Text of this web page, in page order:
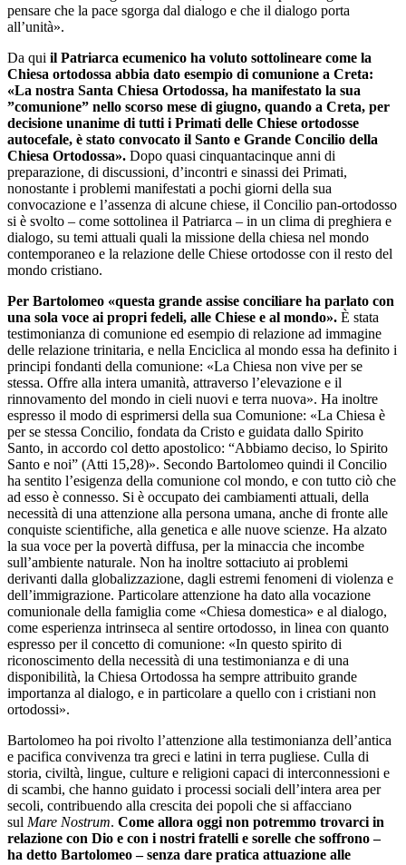
pensare che la pace sgorga dal dialogo e che il dialogo porta
all’unità».
Da qui il Patriarca ecumenico ha voluto sottolineare come la
Chiesa ortodossa abbia dato esempio di comunione a Creta:
«La nostra Santa Chiesa Ortodossa, ha manifestato la sua
”comunione” nello scorso mese di giugno, quando a Creta, per
decisione unanime di tutti i Primati delle Chiese ortodosse
autocefale, è stato convocato il Santo e Grande Concilio della
Chiesa Ortodossa». Dopo quasi cinquantacinque anni di
preparazione, di discussioni, d’incontri e sinassi dei Primati,
nonostante i problemi manifestati a pochi giorni della sua
convocazione e l’assenza di alcune chiese, il Concilio pan-ortodosso
si è svolto – come sottolinea il Patriarca – in un clima di preghiera e
dialogo, su temi attuali quali la missione della chiesa nel mondo
contemporaneo e la relazione delle Chiese ortodosse con il resto del
mondo cristiano.
Per Bartolomeo «questa grande assise conciliare ha parlato con
una sola voce ai propri fedeli, alle Chiese e al mondo». È stata
testimonianza di comunione ed esempio di relazione ad immagine
delle relazione trinitaria, e nella Enciclica al mondo essa ha definito i
principi fondanti della comunione: «La Chiesa non vive per se
stessa. Offre alla intera umanità, attraverso l’elevazione e il
rinnovamento del mondo in cieli nuovi e terra nuova». Ha inoltre
espresso il modo di esprimersi della sua Comunione: «La Chiesa è
per se stessa Concilio, fondata da Cristo e guidata dallo Spirito
Santo, in accordo col detto apostolico: “Abbiamo deciso, lo Spirito
Santo e noi” (Atti 15,28)». Secondo Bartolomeo quindi il Concilio
ha sentito l’esigenza della comunione col mondo, e con tutto ciò che
ad esso è connesso. Si è occupato dei cambiamenti attuali, della
necessità di una attenzione alla persona umana, anche di fronte alle
conquiste scientifiche, alla genetica e alle nuove scienze. Ha alzato
la sua voce per la povertà diffusa, per la minaccia che incombe
sull’ambiente naturale. Non ha inoltre sottaciuto ai problemi
derivanti dalla globalizzazione, dagli estremi fenomeni di violenza e
dell’immigrazione. Particolare attenzione ha dato alla vocazione
comunionale della famiglia come «Chiesa domestica» e al dialogo,
come esperienza intrinseca al sentire ortodosso, in linea con quanto
espresso per il concetto di comunione: «In questo spirito di
riconoscimento della necessità di una testimonianza e di una
disponibilità, la Chiesa Ortodossa ha sempre attribuito grande
importanza al dialogo, e in particolare a quello con i cristiani non
ortodossi».
Bartolomeo ha poi rivolto l’attenzione alla testimonianza dell’antica
e pacifica convivenza tra greci e latini in terra pugliese. Culla di
storia, civiltà, lingue, culture e religioni capaci di interconnessioni e
di scambi, che hanno guidato i processi sociali dell’intera area per
secoli, contribuendo alla crescita dei popoli che si affacciano
sul Mare Nostrum. Come allora oggi non potremmo trovarci in
relazione con Dio e con i nostri fratelli e sorelle che soffrono –
ha detto Bartolomeo – senza dare pratica attuazione alle